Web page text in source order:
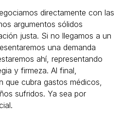
directamente con las
argumentos sólidos
justa. Si no llegamos a un
una demanda
ahí, representando
y firmeza. Al final,
que cubra gastos médicos,
sufridos. Ya sea por